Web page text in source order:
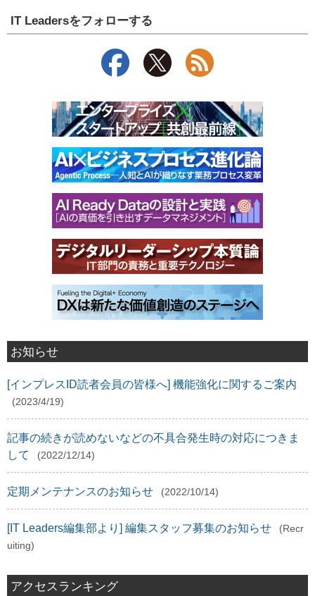
IT Leadersをフォローする
お知らせ
[インプレスID読者会員の皆様へ] 機能強化に関するご案内
(2023/4/19)
記事の続きが読めないなどの不具合発生時の対応につきま
して
(2022/12/14)
定期メンテナンスのお知らせ (2022/10/14)
[IT Leaders編集部より] 編集スタッフ募集のお知らせ
(Recr
uiting)
アクセスランキング